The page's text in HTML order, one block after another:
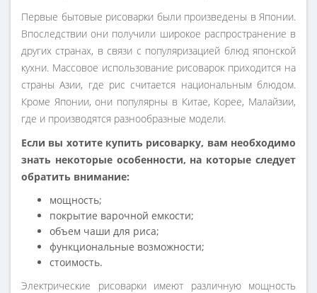
Первые бытовые рисоварки были произведены в Японии.
Впоследствии они получили широкое распространение в
других странах, в связи с популяризацией блюд японской
кухни. Массовое использование рисоварок приходится на
страны Азии, где рис считается национальным блюдом.
Кроме Японии, они популярны в Китае, Корее, Малайзии,
где и производятся разнообразные модели.
Если вы хотите купить рисоварку, вам необходимо
знать некоторые особенности, на которые следует
обратить внимание:
мощность;
покрытие варочной емкости;
объем чаши для риса;
функциональные возможности;
стоимость.
Электрические рисоварки имеют различную мощность